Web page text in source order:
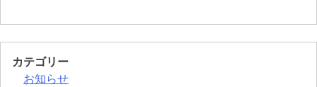
カテゴリー
お知らせ